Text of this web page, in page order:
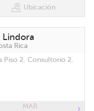
Ubicación
Lindora
Rica
Piso 2. Consultorio 2.
MAR